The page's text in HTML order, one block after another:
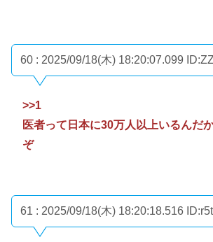
60 : 2025/09/18(木) 18:20:07.099
>>1
医者って日本に30万人以上いるんだ
ぞ
61 : 2025/09/18(木) 18:20:18.516